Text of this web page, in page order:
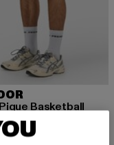
Basketball
Preis: 42,74 EUR